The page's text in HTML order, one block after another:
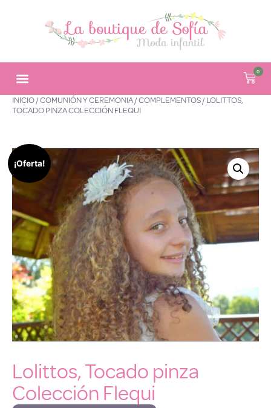
0
INICIO/COMUNIÓN Y CEREMONIA/COMPLEMENTOS/ LOLITTOS,
TOCADO PINZA COLECCIÓN FLEQUI
¡Oferta!
Lolittos, Tocado pinza
Colección Flequi